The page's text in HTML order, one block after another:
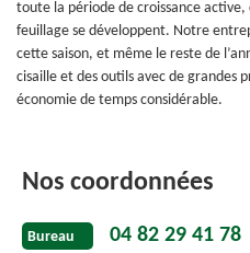
toute la période de croissance
feuillage se développent. Notre
cette saison, et même le reste de
cisaille et des outils avec de grandes
économie de temps considérable.
Nos coordonnées
Bureau 04 82 29 41 78